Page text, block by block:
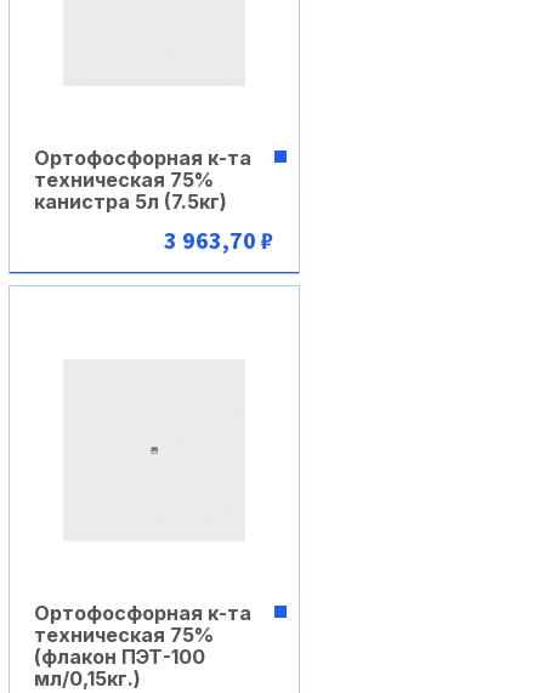
В корзину
Ортофосфорная к-та
техническая 75%
канистра 5л (7.5кг)
3 963,70 ₽
Ортофосфорная к-та
техническая 75%
(флакон ПЭТ-100
мл/0,15кг.)